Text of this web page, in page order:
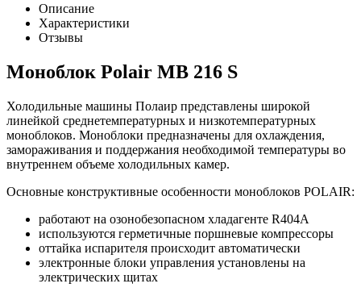
Описание
Характеристики
Отзывы
Моноблок Polair MB 216 S
Холодильные машины Полаир представлены широкой
линейкой среднетемпературных и низкотемпературных
моноблоков. Моноблоки предназначены для охлаждения,
замораживания и поддержания необходимой температуры во
внутреннем объеме холодильных камер.
Основные конструктивные особенности моноблоков POLAIR:
работают на озонобезопасном хладагенте R404A
используются герметичные поршневые компрессоры
оттайка испарителя происходит автоматически
электронные блоки управления установлены на
электрических щитах